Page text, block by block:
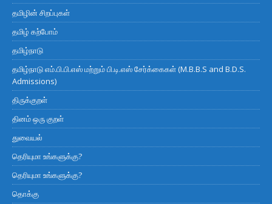
தமிழின் சிறப்புகள்
தமிழ் கற்போம்
தமிழ்நாடு
தமிழ்நாடு எம்.பி.பி.எஸ் மற்றும் பி.டி.எஸ் சேர்க்கைகள் (M.B.B.S and B.D.S.
Admissions)
திருக்குறள்
தினம் ஒரு குறள்
துவையல்
தெரியுமா உங்களுக்கு?
தெரியுமா உங்களுக்கு?
தொக்கு